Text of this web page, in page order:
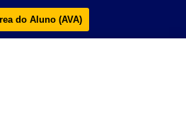
do Aluno (AVA)